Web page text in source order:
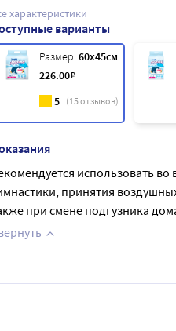
характеристики
варианты
Размер: 60х45см
226.00₽
5 (15отзывов)
использовать
принятия
при смене подгузника